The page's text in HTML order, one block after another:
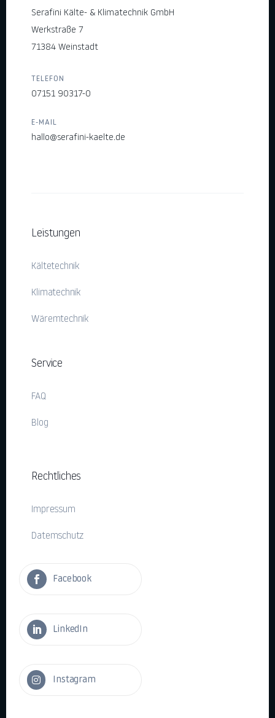
Serafini Kälte- & Klimatechnik GmbH
Werkstraße 7
71384 Weinstadt
TELEFON
07151 90317-0
E-MAIL
hallo@serafini-kaelte.de
Leistungen
Kältetechnik
Klimatechnik
Wäremtechnik
Service
FAQ
Blog
Rechtliches
Impressum
Datemschutz
 Facebook
 LinkedIn
 Instagram